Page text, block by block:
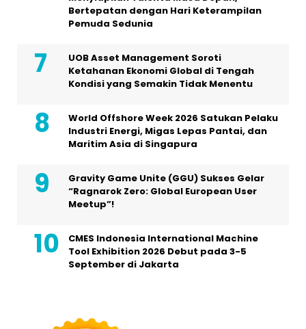
Bertepatan dengan Hari Keterampilan
Pemuda Sedunia
UOB Asset Management Soroti
Ketahanan Ekonomi Global di Tengah
Kondisi yang Semakin Tidak Menentu
World Offshore Week 2026 Satukan Pelaku
Industri Energi, Migas Lepas Pantai, dan
Maritim Asia di Singapura
Gravity Game Unite (GGU) Sukses Gelar
“Ragnarok Zero: Global European User
Meetup”!
CMES Indonesia International Machine
Tool Exhibition 2026 Debut pada 3-5
September di Jakarta